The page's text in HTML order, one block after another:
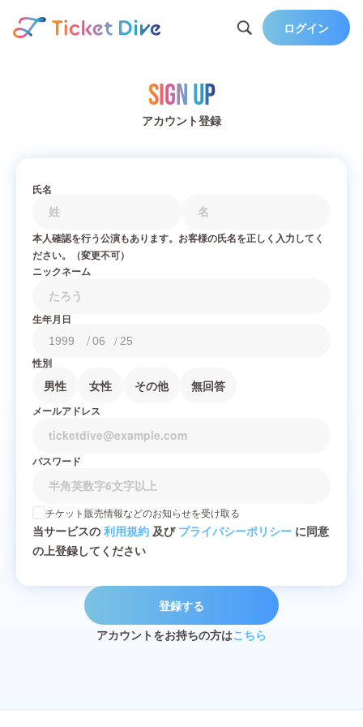
ログイン
Sign Up
アカウント登録
氏名
本人確認を行う公演もあります。お客様の氏名を正しく入力してく
ださい。（変更不可）
ニックネーム
生年月日
/ /
性別
男性 女性 その他 無回答
メールアドレス
パスワード
チケット販売情報などのお知らせを受け取る
当サービスの 利用規約 及び プライバシーポリシー に同意
の上登録してください
登録する
アカウントをお持ちの方はこちら